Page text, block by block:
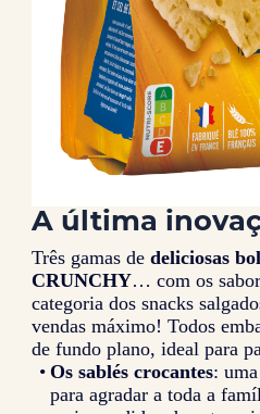
A última
Três gamas dedeliciosas
CRUNCHY… com os
categoria dos snacks
vendas máximo! Todos
de fundo plano, ideal para
Os sablés crocantes:
para agradar a toda a